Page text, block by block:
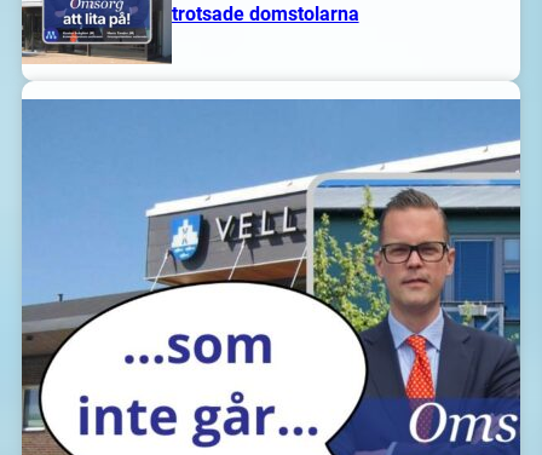
trotsade domstolarna